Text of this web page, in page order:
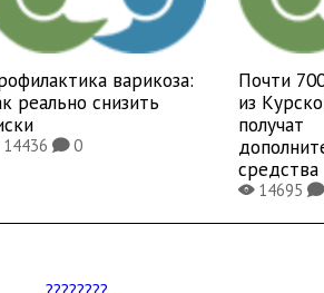
варикоза:
реально снизить
14436K0
Почти
из
получат
средства
X14695K